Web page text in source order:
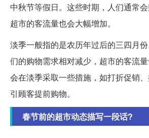
中秋节等假日。这些时期，人们通常
超市的客流量也会大幅增加。
淡季一般指的是农历年过后的三四月
们的购物需求相对减少，超市的客流
会在淡季采取一些措施，如打折促销
引顾客提前购物。
春节前的超市动态描写一段话?